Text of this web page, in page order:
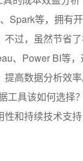
Spark等，拥有
过，虽然节省
、Power BI等
高数据分析效
工具该如何选
和持续技术支